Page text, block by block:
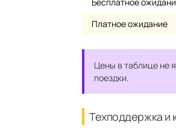
Платное ожидание
Цены в таблице не
поездки.
Техподдержка и